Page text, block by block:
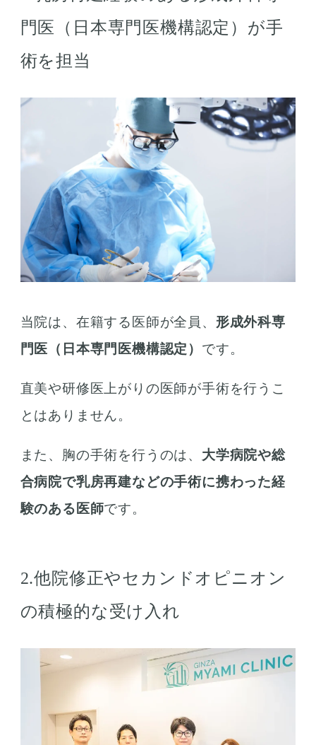
門医（日本専門医機構認定）が手
術を担当
当院は、在籍する医師が全員、 形成外科専
門医（日本専門医機構認定） です。
直美や研修医上がりの医師が手術を行うこ
とはありません。
また、胸の手術を行うのは、 大学病院や総
合病院で乳房再建などの手術に携わった経
験のある医師です。
2.他院修正やセカンドオピニオン
の積極的な受け入れ